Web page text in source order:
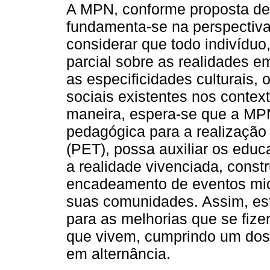
A MPN, conforme proposta
fundamenta-se na
considerar que todo
parcial sobre as realidades
as especificidades culturais,
sociais existentes nos
maneira, espera-se que a
pedagógica para a
(PET), possa auxiliar os
a realidade vivenciada,
encadeamento de eventos
suas comunidades. Assim,
para as melhorias que se
que vivem, cumprindo um
em alternância.